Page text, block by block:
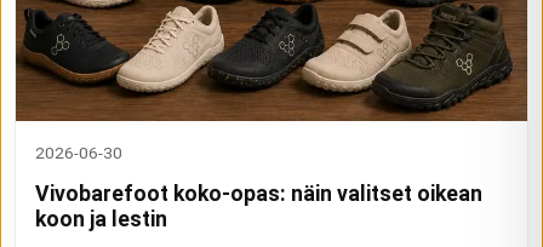
2026-06-30
Vivobarefoot koko-opas: näin valitset oikean
koon ja lestin